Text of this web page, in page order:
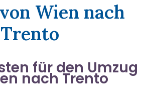
Wien nach
Trento
für den Umzug
nach Trento